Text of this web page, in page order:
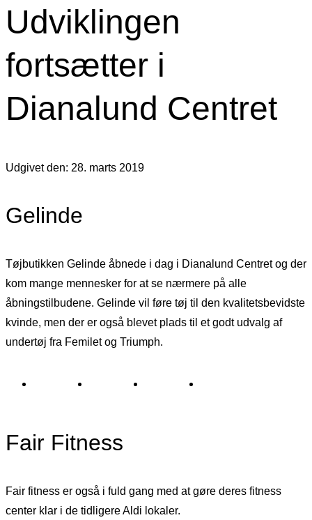
Udviklingen
fortsætter i
Dianalund Centret
Udgivet den: 28. marts 2019
Gelinde
Tøjbutikken Gelinde åbnede i dag i Dianalund Centret og der
kom mange mennesker for at se nærmere på alle
åbningstilbudene. Gelinde vil føre tøj til den kvalitetsbevidste
kvinde, men der er også blevet plads til et godt udvalg af
undertøj fra Femilet og Triumph.
Fair Fitness
Fair fitness er også i fuld gang med at gøre deres fitness
center klar i de tidligere Aldi lokaler.